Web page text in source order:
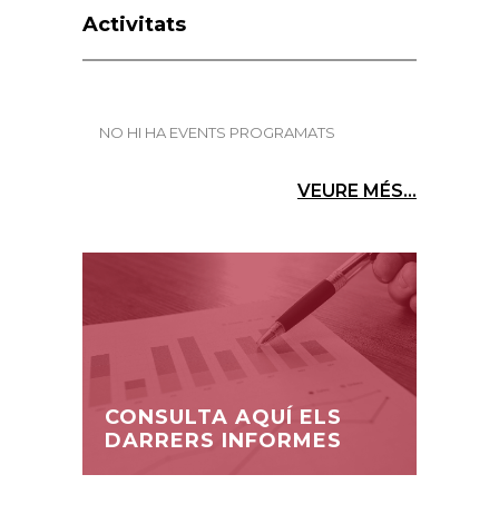
Activitats
NO HI HA EVENTS PROGRAMATS
VEURE MÉS...
CONSULTA AQUÍ ELS
DARRERS INFORMES